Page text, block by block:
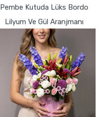
Pembe Kutuda Lüks Bordo
Lilyum Ve Gül Aranjmanı